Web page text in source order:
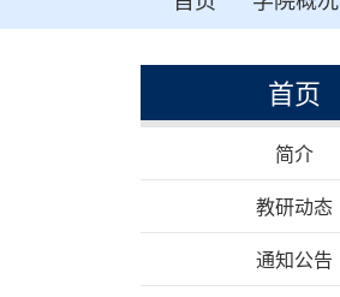
首页
简介
教研动态
通知公告